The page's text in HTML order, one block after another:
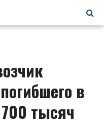
в
тысяч